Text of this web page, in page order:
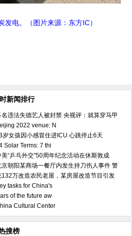
电。（图片来源：东方IC）
新闻排行
名违法失德艺人被封禁 央视评：就算穿马甲
2022 venue: N
岁女孩因小感冒住进ICU 心跳停止6天
Solar Terms: 7 thi
美“乒乓外交”50周年纪念活动在休斯敦成
京朝阳某商场一餐厅内发生持刀伤人事件 警
132万改造农民老屋，某房屋改造节目引发
tasks for China's
of the future aw
Cultural Center
搜榜